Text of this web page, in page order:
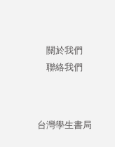
關於我們
聯絡我們
台灣學生書局